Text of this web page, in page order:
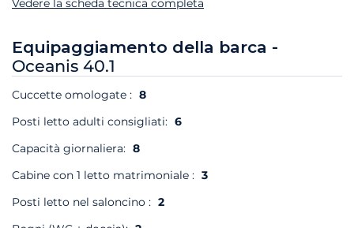
Vedere la scheda tecnica completa
Equipaggiamento della barca -
Oceanis 40.1
Cuccette omologate : 8
Posti letto adulti consigliati: 6
Capacità giornaliera: 8
Cabine con 1 letto matrimoniale : 3
Posti letto nel saloncino : 2